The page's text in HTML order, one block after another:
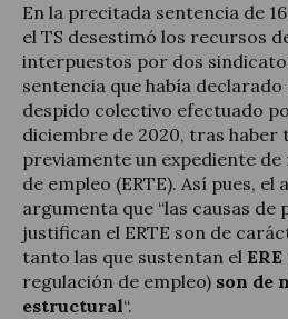
En la precitada sentencia de
el TS desestimó los recursos
interpuestos por dos
sentencia que había
despido colectivo efectuado
diciembre de 2020, tras haber
previamente un expediente
de empleo (ERTE). Así pues,
argumenta que “las causas de
justifican el ERTE son de
tanto las que sustentan el ERE
regulación de empleo) son de
estructural“.